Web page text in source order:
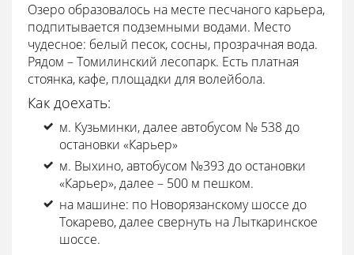
Озеро образовалось на месте песчаного карьера,
подпитывается подземными водами. Место
чудесное: белый песок, сосны, прозрачная вода.
Рядом – Томилинский лесопарк. Есть платная
стоянка, кафе, площадки для волейбола.
Как доехать:
м. Кузьминки, далее автобусом № 538 до
остановки «Карьер»
м. Выхино, автобусом №393 до остановки
«Карьер», далее – 500 м пешком.
на машине: по Новорязанскому шоссе до
Токарево, далее свернуть на Лыткаринское
шоссе.